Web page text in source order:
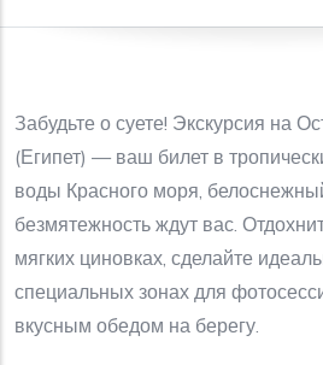
Забудьте о суете! Экскурсия на
(Египет) — ваш билет в
воды Красного моря,
безмятежность ждут вас.
мягких циновках, сделайте
специальных зонах для
вкусным обедом на берегу.